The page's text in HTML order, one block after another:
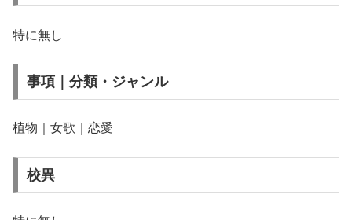
特に無し
事項｜分類・ジャンル
植物｜女歌｜恋愛
校異